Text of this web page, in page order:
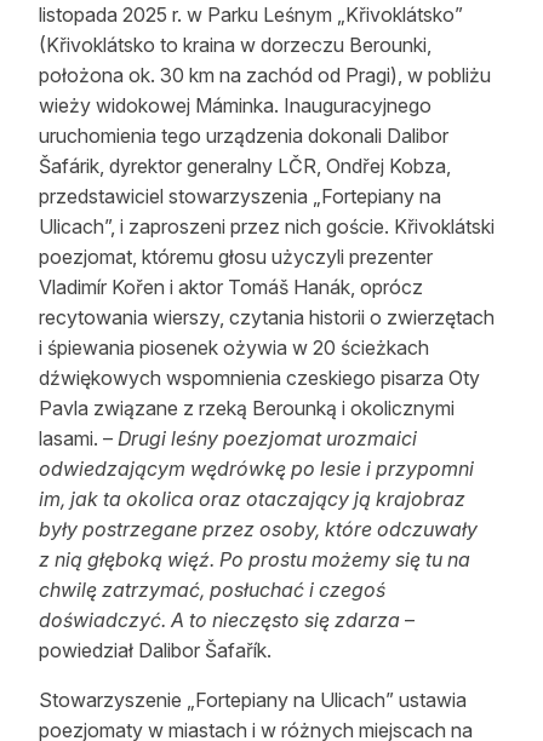
listopada 2025 r. w Parku Leśnym „Křivoklátsko”
(Křivoklátsko to kraina w dorzeczu Berounki,
położona ok. 30 km na zachód od Pragi), w pobliżu
wieży widokowej Máminka. Inauguracyjnego
uruchomienia tego urządzenia dokonali Dalibor
Šafárik, dyrektor generalny LČR, Ondřej Kobza,
przedstawiciel stowarzyszenia „Fortepiany na
Ulicach”, i zaproszeni przez nich goście. Křivoklátski
poezjomat, któremu głosu użyczyli prezenter
Vladimír Kořen i aktor Tomáš Hanák, oprócz
recytowania wierszy, czytania historii o zwierzętach
i śpiewania piosenek ożywia w 20 ścieżkach
dźwiękowych wspomnienia czeskiego pisarza Oty
Pavla związane z rzeką Berounką i okolicznymi
lasami. – Drugi leśny poezjomat urozmaici
odwiedzającym wędrówkę po lesie i przypomni
im, jak ta okolica oraz otaczający ją krajobraz
były postrzegane przez osoby, które odczuwały
z nią głęboką więź. Po prostu możemy się tu na
chwilę zatrzymać, posłuchać i czegoś
doświadczyć. A to nieczęsto się zdarza –
powiedział Dalibor Šafařík.
Stowarzyszenie „Fortepiany na Ulicach” ustawia
poezjomaty w miastach i w różnych miejscach na